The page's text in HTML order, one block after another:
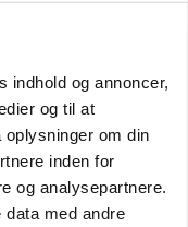
indhold og annoncer,
og til at
om din
inden for
og analysepartnere.
med andre
og
mod ny